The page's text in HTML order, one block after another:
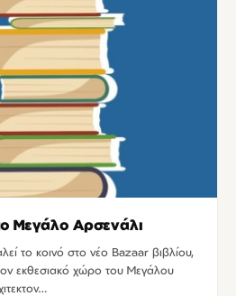
Μεγάλο Αρσενάλι
το κοινό στο νέο Bazaar βιβλίου,
εκθεσιακό χώρο του Μεγάλου